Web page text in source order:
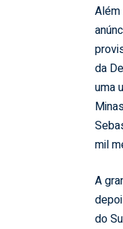
da
uma
mil
A
do